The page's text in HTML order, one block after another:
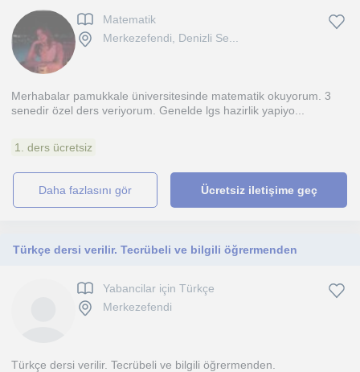
Matematik
Merkezefendi, Denizli Se...
Merhabalar pamukkale üniversitesinde matematik okuyorum. 3
senedir özel ders veriyorum. Genelde lgs hazirlik yapiyo...
1. ders ücretsiz
daha fazlasını gör Ücretsiz iletişime geç
Türkçe dersi verilir. Tecrübeli ve bilgili öğrermenden
Yabancilar için Türkçe
Merkezefendi
Türkçe dersi verilir. Tecrübeli ve bilgili öğrermenden.